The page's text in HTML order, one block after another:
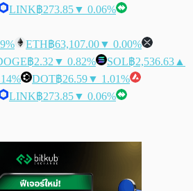
LINK฿273.85▼ 0.06%
ETH฿63,107.00▼ 0.00%
฿2.32 ▼ 0.82% SOL฿2,536.63 ▲
DOT฿26.59▼ 1.01%
LINK฿273.85▼ 0.06%